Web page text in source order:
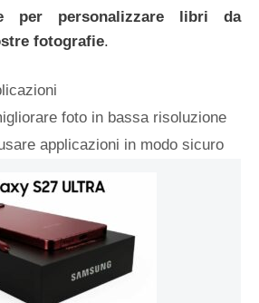
per personalizzare libri da
fotografie.
foto in bassa risoluzione
applicazioni in modo sicuro